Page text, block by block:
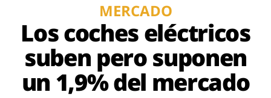
MERCADO
Los coches eléctricos
suben pero suponen
un 1,9% del mercado